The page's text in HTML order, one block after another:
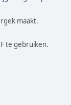
maakt.
te gebruiken.